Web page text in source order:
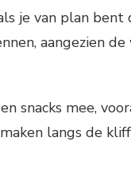
je van plan bent
aangezien
snacks mee,
langs de